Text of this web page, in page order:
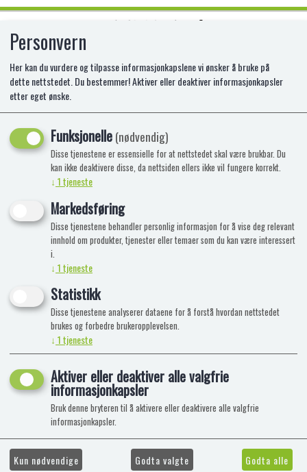
TAMIYA XF61 DARK GREEN
Personvern
Her kan du vurdere og tilpasse informasjonkapslene vi ønsker å bruke på
dette nettstedet. Du bestemmer! Aktiver eller deaktiver informasjonkapsler
etter eget ønske.
Funksjonelle(nødvendig)
Disse tjenestene er essensielle for at nettstedet skal være brukbar. Du
kan ikke deaktivere disse, da nettsiden ellers ikke vil fungere korrekt.
↓ 1tjeneste
Markedsføring
Disse tjenestene behandler personlig informasjon for å vise deg relevant
innhold om produkter, tjenester eller temaer som du kan være interessert
i.
↓ 1tjeneste
Statistikk
Disse tjenestene analyserer dataene for å forstå hvordan nettstedet
brukes og forbedre brukeropplevelsen.
↓ 1tjeneste
Aktiver eller deaktiver alle valgfrie
informasjonkapsler
Bruk denne bryteren til å aktivere eller deaktivere alle valgfrie
informasjonkapsler.
Kun nødvendige Godta valgte Godta alle